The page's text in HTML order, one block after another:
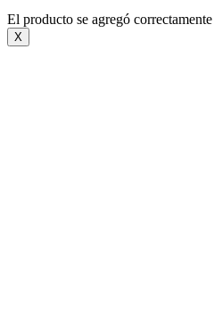
El producto se agregó
X